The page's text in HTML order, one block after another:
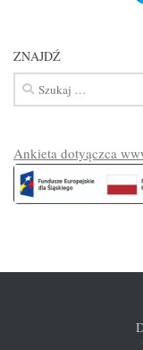
ZNAJDŹ
Szukaj:
Ankieta dotyączca